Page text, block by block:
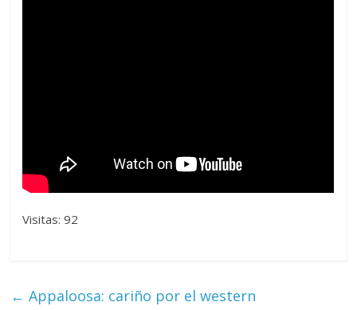
Visitas: 92
← Appaloosa: cariño por el western